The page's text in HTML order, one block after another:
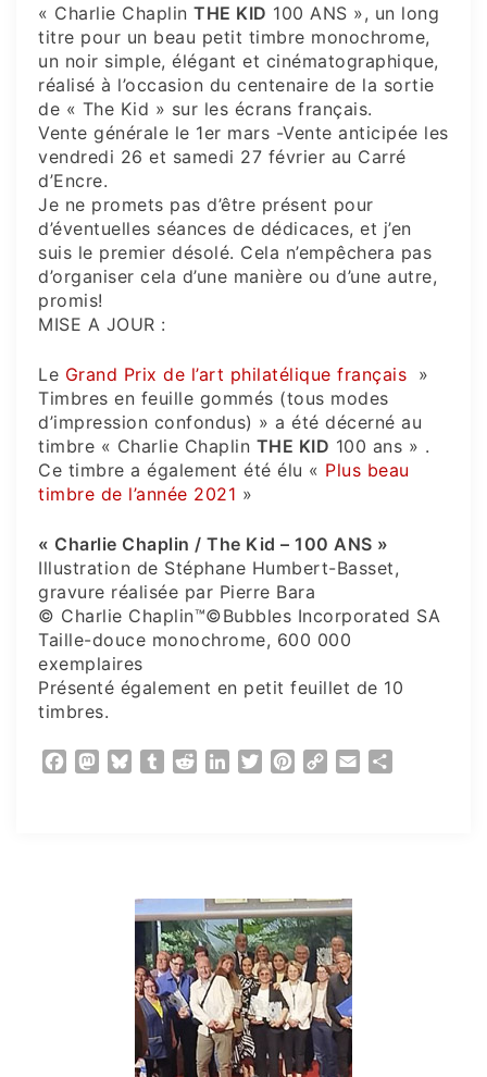
« Charlie Chaplin THE KID 100 ANS », un long
titre pour un beau petit timbre monochrome,
un noir simple, élégant et cinématographique,
réalisé à l’occasion du centenaire de la sortie
de « The Kid » sur les écrans français.
Vente générale le 1er mars -Vente anticipée les
vendredi 26 et samedi 27 février au Carré
d’Encre.
Je ne promets pas d’être présent pour
d’éventuelles séances de dédicaces, et j’en
suis le premier désolé. Cela n’empêchera pas
d’organiser cela d’une manière ou d’une autre,
promis!
MISE A JOUR :
Le Grand Prix de l’art philatélique français »
Timbres en feuille gommés (tous modes
d’impression confondus) » a été décerné au
timbre « Charlie Chaplin THE KID 100 ans » .
Ce timbre a également été élu « Plus beau
timbre de l’année 2021 »
« Charlie Chaplin / The Kid – 100 ANS »
Illustration de Stéphane Humbert-Basset,
gravure réalisée par Pierre Bara
© Charlie Chaplin™©Bubbles Incorporated SA
Taille-douce monochrome, 600 000
exemplaires
Présenté également en petit feuillet de 10
timbres.
Facebook
Mastodon
BlueskyTumblrRedditLinkedInTwitterPinterest
CopyEmail